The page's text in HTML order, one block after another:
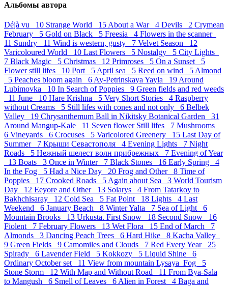
Альбомы автора
Déjà vu 10 Strange World 15 About a War 4 Devils 2 Crymean
February 5 Gold on Black 5 Freesia 4 Flowers in the scanner
11 Sundry 11 Wind is western, gusty 7 Velvet Season 12
Varicoloured World 10 Last Flowers 5 Nostalgy 5 City Lights
7 Black Magic 5 Christmas 12 Primroses 5 On a Sunset 5
Flower still lifes 10 Port 5 April sea 5 Reed on wind 5 Almond
5 Peaches bloom again 6 Ay-Petrinskaya Yayla 19 Around
Lubimovka 10 In Search of Poppies 9 Green fields and red weeds
11 June 10 Hare Krishna 5 Very Short Stories 4 Raspberry
without Creams 5 Still lifes with cones and not only 6 Belbek
Valley 19 Chrysanthemum Ball in Nikitsky Botanical Garden 31
Around Mangup-Kale 11 Seven flower Still lifes 7 Mushrooms
6 Vineyards 6 Crocuses 5 Varicolored Greenery 15 Last Day of
Summer 7 Крыши Севастополя 4 Evening Lights 7 Night
Roads 5 Нежный шелест волн прибрежных 7 Evening of Year
13 Boats 3 Once in Winter 7 Black Stones 16 Early Spring 4
In the Fog 5 Had a Nice Day 20 Frog and Other 8 Time of
Poppies 17 Crooked Roads 5 Again about Sea 3 World Tourism
Day 12 Eeyore and Other 13 Solarys 4 From Tatarkoy to
Bakhchisaray 12 Cold Sea 5 Fat Point 18 Lights 4 Last
Weekend 6 January Beach 8 Winter Yalta 7 Sea of Light 6
Mountain Brooks 13 Urkusta. First Snow 18 Second Snow 16
Fiolent 7 February Flowers 13 Wet Flora 15 End of March 7
Almonds 3 Dancing Peach Trees 6 Hard Hike 8 Kacha Valley
9 Green Fields 9 Camomiles and Clouds 7 Red Every Year 25
Spirady 6 Lavender Field 5 Kokkozy 5 Liquid Shine 6
Ordinary October set 11 View from mountain Lysaya_Fog 5
Stone Storm 12 With Map and Without Road 11 From Bya-Sala
to Mangush 6 Smell of Leaves 6 Alien in Forest 4 Baga and